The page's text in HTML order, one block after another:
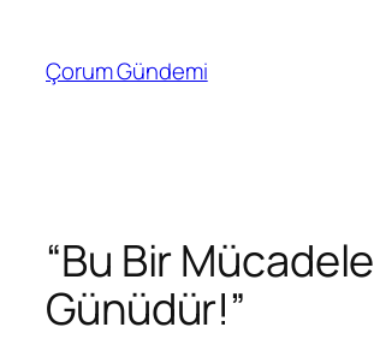
Çorum Gündemi
“Bu Bir Mücadele
Günüdür!”